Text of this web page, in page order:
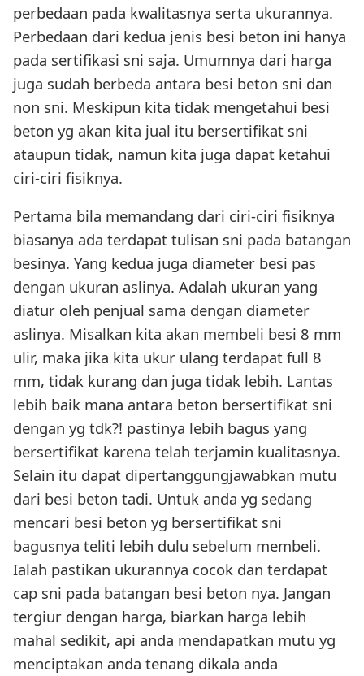
perbedaan pada kwalitasnya serta ukurannya.
Perbedaan dari kedua jenis besi beton ini hanya
pada sertifikasi sni saja. Umumnya dari harga
juga sudah berbeda antara besi beton sni dan
non sni. Meskipun kita tidak mengetahui besi
beton yg akan kita jual itu bersertifikat sni
ataupun tidak, namun kita juga dapat ketahui
ciri-ciri fisiknya.
Pertama bila memandang dari ciri-ciri fisiknya
biasanya ada terdapat tulisan sni pada batangan
besinya. Yang kedua juga diameter besi pas
dengan ukuran aslinya. Adalah ukuran yang
diatur oleh penjual sama dengan diameter
aslinya. Misalkan kita akan membeli besi 8 mm
ulir, maka jika kita ukur ulang terdapat full 8
mm, tidak kurang dan juga tidak lebih. Lantas
lebih baik mana antara beton bersertifikat sni
dengan yg tdk?! pastinya lebih bagus yang
bersertifikat karena telah terjamin kualitasnya.
Selain itu dapat dipertanggungjawabkan mutu
dari besi beton tadi. Untuk anda yg sedang
mencari besi beton yg bersertifikat sni
bagusnya teliti lebih dulu sebelum membeli.
Ialah pastikan ukurannya cocok dan terdapat
cap sni pada batangan besi beton nya. Jangan
tergiur dengan harga, biarkan harga lebih
mahal sedikit, api anda mendapatkan mutu yg
menciptakan anda tenang dikala anda